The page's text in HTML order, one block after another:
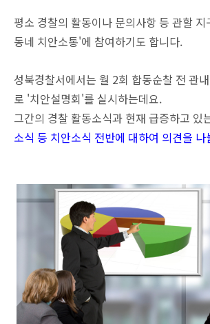
평소 경찰의 활동이나 문의사항 등 관할
동네 치안소통'에 참여하기도 합니다.
성북경찰서에서는 월 2회 합동순찰 전 관
로 '치안설명회'를 실시하는데요.
그간의 경찰 활동소식과 현재 급증하고 있
소식 등 치안소식 전반에 대하여 의견을